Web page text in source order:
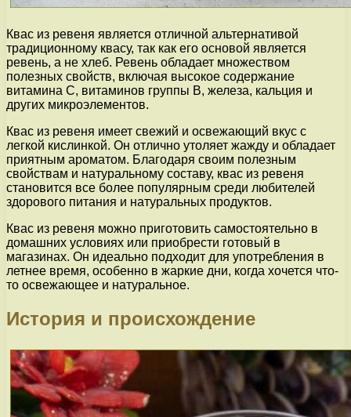
Квас из ревеня является отличной альтернативой
традиционному квасу, так как его основой является
ревень, а не хлеб. Ревень обладает множеством
полезных свойств, включая высокое содержание
витамина С, витаминов группы В, железа, кальция и
других микроэлементов.
Квас из ревеня имеет свежий и освежающий вкус с
легкой кислинкой. Он отлично утоляет жажду и обладает
приятным ароматом. Благодаря своим полезным
свойствам и натуральному составу, квас из ревеня
становится все более популярным среди любителей
здорового питания и натуральных продуктов.
Квас из ревеня можно приготовить самостоятельно в
домашних условиях или приобрести готовый в
магазинах. Он идеально подходит для употребления в
летнее время, особенно в жаркие дни, когда хочется что-
то освежающее и натуральное.
История и происхождение